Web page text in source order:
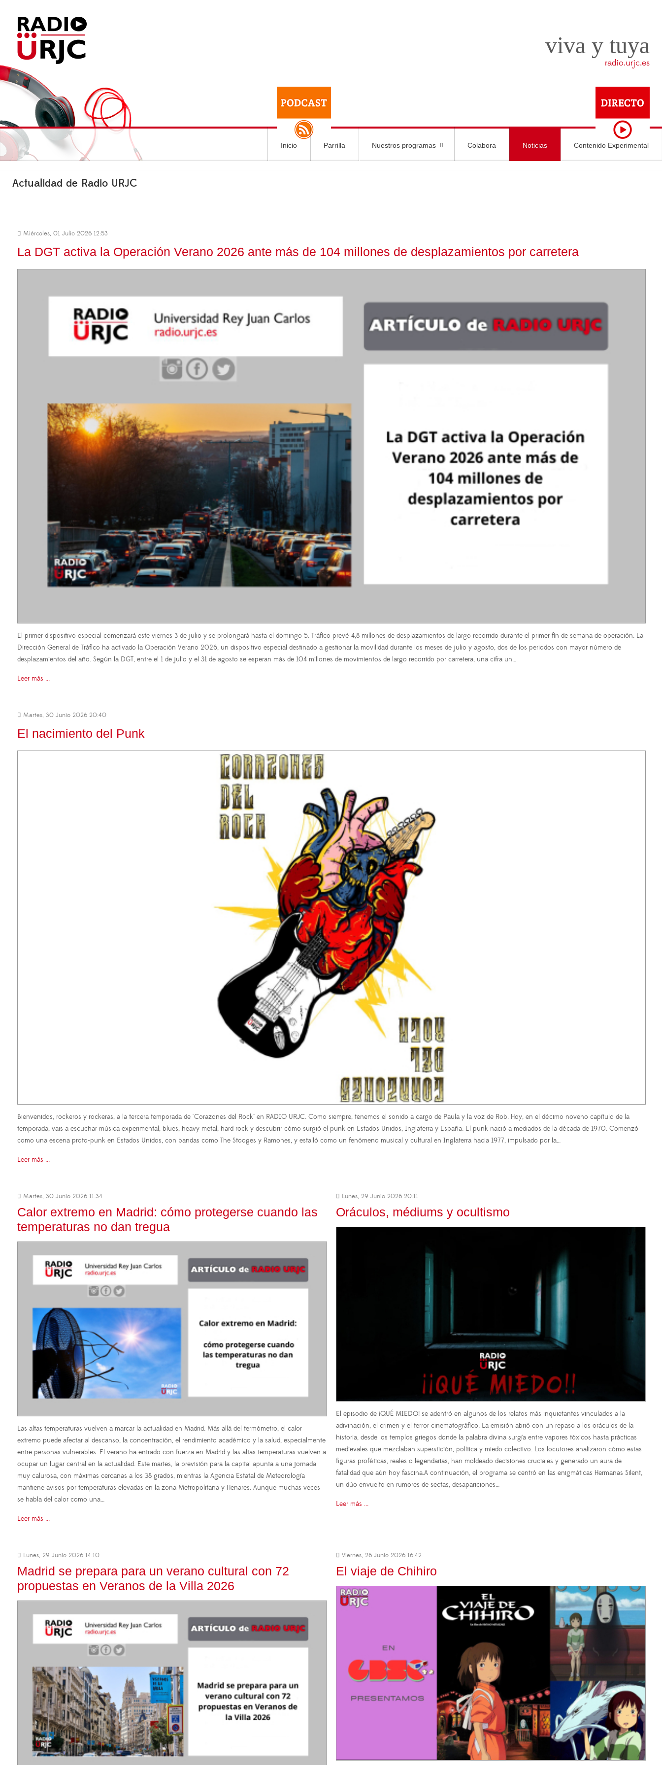
viva y tuya
radio.urjc.es
Inicio Parrilla Nuestros programas Colabora Noticias Contenido Experimental
Actualidad de Radio URJC
Miércoles, 01 Julio 2026 12:53
La DGT activa la Operación Verano 2026 ante más de 104 millones de desplazamientos por carretera
El primer dispositivo especial comenzará este viernes 3 de julio y se prolongará hasta el domingo 5. Tráfico prevé 4,8 millones de desplazamientos de largo recorrido durante el primer fin de semana de operación. La
Dirección General de Tráfico ha activado la Operación Verano 2026, un dispositivo especial destinado a gestionar la movilidad durante los meses de julio y agosto, dos de los periodos con mayor número de
desplazamientos del año. Según la DGT, entre el 1 de julio y el 31 de agosto se esperan más de 104 millones de movimientos de largo recorrido por carretera, una cifra un…
Leer más ...
Martes, 30 Junio 2026 20:40
El nacimiento del Punk
Bienvenidos, rockeros y rockeras, a la tercera temporada de "Corazones del Rock" en RADIO URJC. Como siempre, tenemos el sonido a cargo de Paula y la voz de Rob. Hoy, en el décimo noveno capítulo de la
temporada, vais a escuchar música experimental, blues, heavy metal, hard rock y descubrir cómo surgió el punk en Estados Unidos, Inglaterra y España. El punk nació a mediados de la década de 1970. Comenzó
como una escena proto-punk en Estados Unidos, con bandas como The Stooges y Ramones, y estalló como un fenómeno musical y cultural en Inglaterra hacia 1977, impulsado por la…
Leer más ...
Martes, 30 Junio 2026 11:34
Calor extremo en Madrid: cómo protegerse cuando las
temperaturas no dan tregua
Las altas temperaturas vuelven a marcar la actualidad en Madrid. Más allá del termómetro, el calor
extremo puede afectar al descanso, la concentración, el rendimiento académico y la salud, especialmente
entre personas vulnerables. El verano ha entrado con fuerza en Madrid y las altas temperaturas vuelven a
ocupar un lugar central en la actualidad. Este martes, la previsión para la capital apunta a una jornada
muy calurosa, con máximas cercanas a los 38 grados, mientras la Agencia Estatal de Meteorología
mantiene avisos por temperaturas elevadas en la zona Metropolitana y Henares. Aunque muchas veces
se habla del calor como una…
Leer más ...
Lunes, 29 Junio 2026 20:11
Oráculos, médiums y ocultismo
El episodio de ¡QUÉ MIEDO! se adentró en algunos de los relatos más inquietantes vinculados a la
adivinación, el crimen y el terror cinematográfico. La emisión abrió con un repaso a los oráculos de la
historia, desde los templos griegos donde la palabra divina surgía entre vapores tóxicos hasta prácticas
medievales que mezclaban superstición, política y miedo colectivo. Los locutores analizaron cómo estas
figuras proféticas, reales o legendarias, han moldeado decisiones cruciales y generado un aura de
fatalidad que aún hoy fascina.A continuación, el programa se centró en las enigmáticas Hermanas Silent,
un dúo envuelto en rumores de sectas, desapariciones…
Leer más ...
Lunes, 29 Junio 2026 14:10
Madrid se prepara para un verano cultural con 72
propuestas en Veranos de la Villa 2026
Viernes, 26 Junio 2026 16:42
El viaje de Chihiro